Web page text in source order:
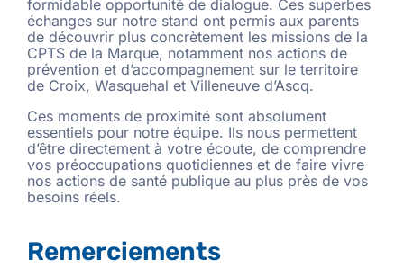
formidable opportunité de dialogue. Ces superbes
échanges sur notre stand ont permis aux parents
de découvrir plus concrètement les missions de la
CPTS de la Marque, notamment nos actions de
prévention et d’accompagnement sur le territoire
de Croix, Wasquehal et Villeneuve d’Ascq.
Ces moments de proximité sont absolument
essentiels pour notre équipe. Ils nous permettent
d’être directement à votre écoute, de comprendre
vos préoccupations quotidiennes et de faire vivre
nos actions de santé publique au plus près de vos
besoins réels.
Remerciements